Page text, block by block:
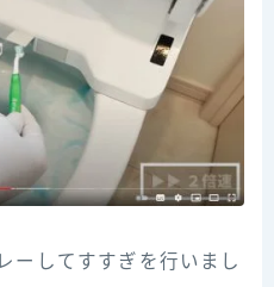
ーしてすすぎを行いまし